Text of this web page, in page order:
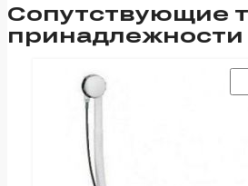
Cопутствующие
принадлежности